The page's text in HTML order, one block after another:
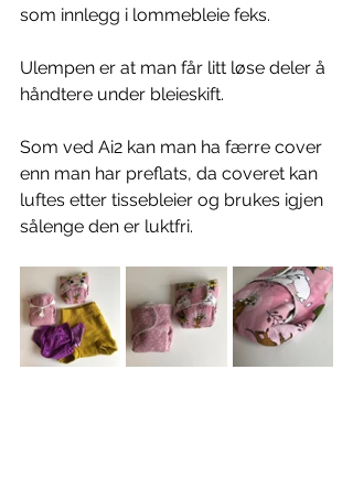
som innlegg i lommebleie feks.
Ulempen er at man får litt løse deler å
håndtere under bleieskift.
Som ved Ai2 kan man ha færre cover
enn man har preflats, da coveret kan
luftes etter tissebleier og brukes igjen
sålenge den er luktfri.